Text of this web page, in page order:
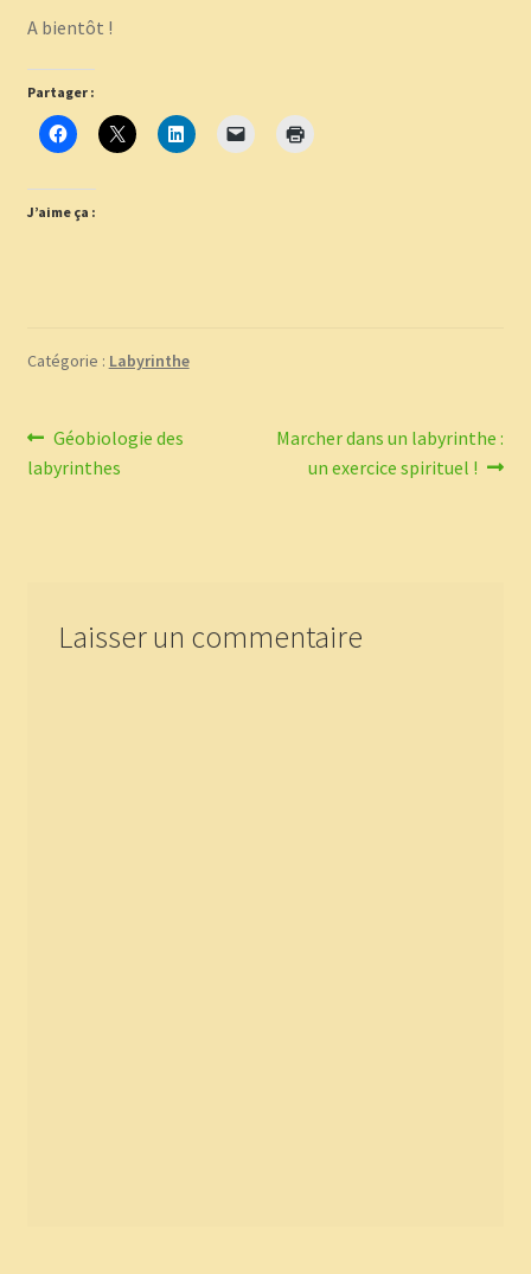
A bientôt !
Partager :
J’aime ça :
Catégorie : Labyrinthe
Navigation
de
Article
précédent :
Géobiologie des
labyrinthes
Article
suivant :
Marcher dans un labyrinthe :
un exercice spirituel !
Laisser un commentaire